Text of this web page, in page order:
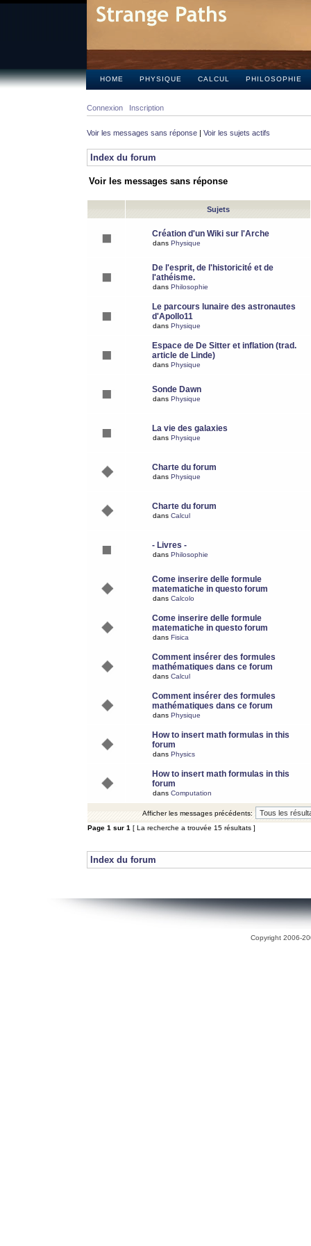
HOME PHYSIQUE CALCUL PHILOSOPHIE
Connexion Inscription
Voir les messages sans réponse | Voir les sujets actifs
Index du forum
Voir les messages sans réponse
Sujets
Création d'un Wiki sur l'Arche
dans Physique
De l'esprit, de l'historicité et de
l'athéisme.
dans Philosophie
Le parcours lunaire des astronautes
d'Apollo11
dans Physique
Espace de De Sitter et inflation (trad.
article de Linde)
dans Physique
Sonde Dawn
dans Physique
La vie des galaxies
dans Physique
Charte du forum
dans Physique
Charte du forum
dans Calcul
- Livres -
dans Philosophie
Come inserire delle formule
matematiche in questo forum
dans Calcolo
Come inserire delle formule
matematiche in questo forum
dans Fisica
Comment insérer des formules
mathématiques dans ce forum
dans Calcul
Comment insérer des formules
mathématiques dans ce forum
dans Physique
How to insert math formulas in this
forum
dans Physics
How to insert math formulas in this
forum
dans Computation
Afficher les messages précédents:
Page 1 sur 1 [ La recherche a trouvée 15 résultats ]
Index du forum
Copyright 2006-